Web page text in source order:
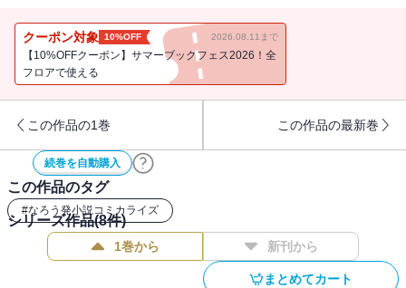
のドタバタ異世界ファンタジー、コミカライズ第２巻！※「小説家
になろう」は株式会社ヒナプロジェクトの登録商標です。
クーポン対象 10%OFF 2026.08.11まで
【10%OFFクーポン】サマーブックフェス2026！全
フロアで使える
この作品の1巻 この作品の最新巻
続巻を自動購入
この作品のタグ
#なろう発小説コミカライズ
シリーズ作品(8件)
1巻から 新刊から
まとめてカート